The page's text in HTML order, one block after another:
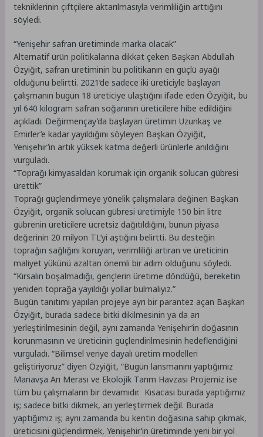
tekniklerinin çiftçilere aktarılmasıyla verimliliğin arttığını
söyledi.
“Yenişehir safran üretiminde marka olacak”
Alternatif ürün politikalarına dikkat çeken Başkan Abdullah
Özyiğit, safran üretiminin bu politikanın en güçlü ayağı
olduğunu belirtti. 2021’de sadece iki üreticiyle başlayan
çalışmanın bugün 18 üreticiye ulaştığını ifade eden Özyiğit, bu
yıl 640 kilogram safran soğanının üreticilere hibe edildiğini
açıkladı. Değirmençay’da başlayan üretimin Uzunkaş ve
Emirler’e kadar yayıldığını söyleyen Başkan Özyiğit,
Yenişehir’in artık yüksek katma değerli ürünlerle anıldığını
vurguladı.
“Toprağı kimyasaldan korumak için organik solucan gübresi
ürettik”
Toprağı güçlendirmeye yönelik çalışmalara değinen Başkan
Özyiğit, organik solucan gübresi üretimiyle 150 bin litre
gübrenin üreticilere ücretsiz dağıtıldığını, bunun piyasa
değerinin 20 milyon TL’yi aştığını belirtti. Bu desteğin
toprağın sağlığını koruyan, verimliliği artıran ve üreticinin
maliyet yükünü azaltan önemli bir adım olduğunu söyledi.
“Kırsalın boşalmadığı, gençlerin üretime döndüğü, bereketin
yeniden toprağa yayıldığı yollar bulmalıyız.”
Bugün tanıtımı yapılan projeye ayrı bir parantez açan Başkan
Özyiğit, burada sadece bitki dikilmesinin ya da arı
yerleştirilmesinin değil, aynı zamanda Yenişehir’in doğasının
korunmasının ve üreticinin güçlendirilmesinin hedeflendiğini
vurguladı. “Bilimsel veriye dayalı üretim modelleri
geliştiriyoruz” diyen Özyiğit, “Bugün lansmanını yaptığımız
Manavşa Arı Merası ve Ekolojik Tarım Havzası Projemiz ise
tüm bu çalışmaların bir devamıdır. Kısacası burada yaptığımız
iş; sadece bitki dikmek, arı yerleştirmek değil. Burada
yaptığımız iş; aynı zamanda bu kentin doğasına sahip çıkmak,
üreticisini güçlendirmek, Yenişehir’in üretiminde yeni bir yol